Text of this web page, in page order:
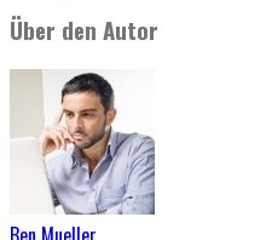
Über den Autor